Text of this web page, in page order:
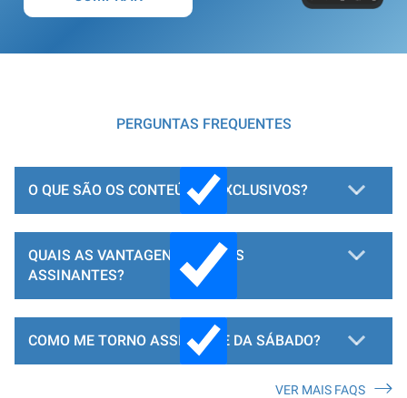
PERGUNTAS FREQUENTES
O QUE SÃO OS CONTEÚDOS EXCLUSIVOS?
QUAIS AS VANTAGENS PARA OS
ASSINANTES?
COMO ME TORNO ASSINANTE DA SÁBADO?
VER MAIS FAQS